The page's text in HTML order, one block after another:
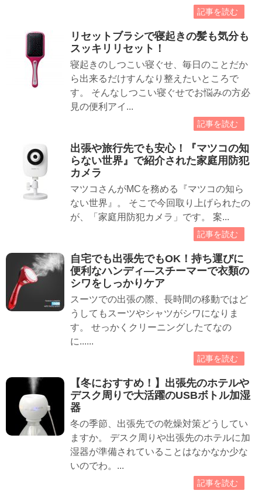
記事を読む
リセットブラシで寝起きの髪も気分も
スッキリリセット！
寝起きのしつこい寝ぐせ、毎日のことだか
ら出来るだけすんなり整えたいところで
す。 そんなしつこい寝ぐせでお悩みの方必
見の便利アイ...
記事を読む
出張や旅行先でも安心！『マツコの知
らない世界』で紹介された家庭用防犯
カメラ
マツコさんがMCを務める『マツコの知ら
ない世界』。 そこで今回取り上げられたの
が、「家庭用防犯カメラ」です。 案...
記事を読む
自宅でも出張先でもOK！持ち運びに
便利なハンディ―スチーマーで衣類の
シワをしっかりケア
スーツでの出張の際、長時間の移動ではど
うしてもスーツやシャツがシワになりま
す。 せっかくクリーニングしたてなの
に......
記事を読む
【冬におすすめ！】出張先のホテルや
デスク周りで大活躍のUSBボトル加湿
器
冬の季節、出張先での乾燥対策どうしてい
ますか。 デスク周りや出張先のホテルに加
湿器が準備されていることはなかなか少な
いのでわ。...
記事を読む